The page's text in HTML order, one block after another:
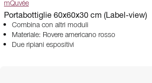
mQuvée
Portabottiglie 60x60x30 cm (Label-view)
Combina con altri moduli
Materiale: Rovere americano rosso
Due ripiani espositivi